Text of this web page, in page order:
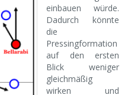
einbauen würde.
Dadurch könnte
die
Pressingformation
auf den ersten
Blick weniger
gleichmäßig
wirken und